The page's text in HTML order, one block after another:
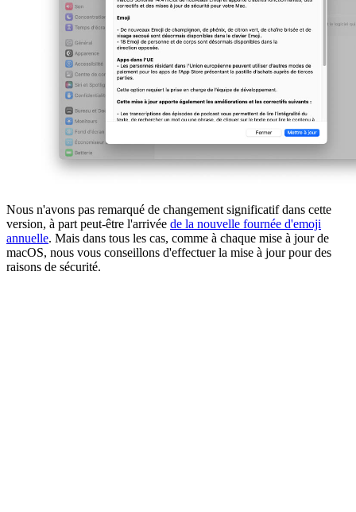
Nous n'avons pas remarqué de changement significatif dans cette
version, à part peut-être l'arrivée de la nouvelle fournée d'emoji
annuelle. Mais dans tous les cas, comme à chaque mise à jour de
macOS, nous vous conseillons d'effectuer la mise à jour pour des
raisons de sécurité.